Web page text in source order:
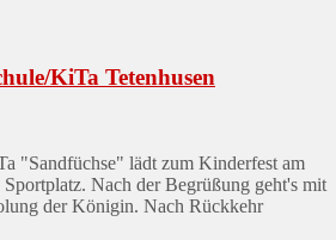
KiTa Tetenhusen
"Sandfüchse" lädt zum Kinderfest am
Nach der Begrüßung geht's mit
der Königin. Nach Rückkehr